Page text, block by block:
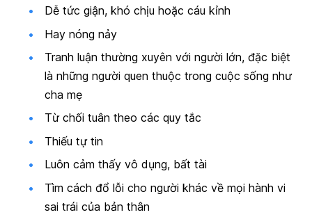
Dễ tức giận, khó chịu hoặc cáu kỉnh
Hay nóng nảy
Tranh luận thường xuyên với người lớn, đặc biệt
là những người quen thuộc trong cuộc sống như
cha mẹ
Từ chối tuân theo các quy tắc
Thiếu tự tin
Luôn cảm thấy vô dụng, bất tài
Tìm cách đổ lỗi cho người khác về mọi hành vi
sai trái của bản thân